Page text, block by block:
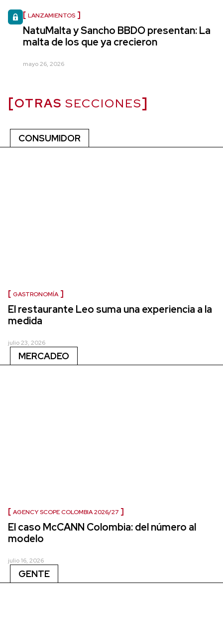
LANZAMIENTOS
NatuMalta y Sancho BBDO presentan: La
malta de los que ya crecieron
mayo 26, 2026
OTRAS SECCIONES
CONSUMIDOR
GASTRONOMÍA
El restaurante Leo suma una experiencia a la
medida
julio 23, 2026
MERCADEO
AGENCY SCOPE COLOMBIA 2026/27
El caso McCANN Colombia: del número al
modelo
julio 16, 2026
GENTE